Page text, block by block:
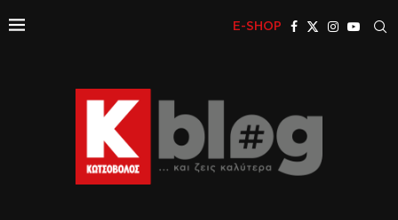
E-SHOP